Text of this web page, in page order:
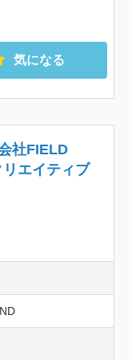
気になる
社FIELD
エイティブ